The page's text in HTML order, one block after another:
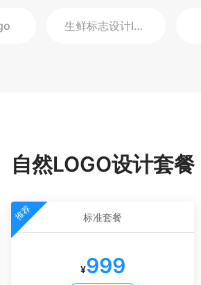
生鲜标志设计logo
自然LOGO设计套餐
推荐 标准套餐
¥999